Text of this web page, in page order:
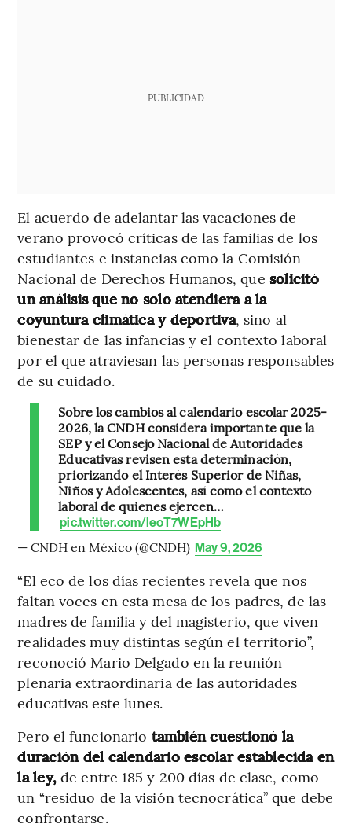
PUBLICIDAD
El acuerdo de adelantar las vacaciones de
verano provocó críticas de las familias de los
estudiantes e instancias como la Comisión
Nacional de Derechos Humanos, que solicitó
un análisis que no solo atendiera a la
coyuntura climática y deportiva, sino al
bienestar de las infancias y el contexto laboral
por el que atraviesan las personas responsables
de su cuidado.
Sobre los cambios al calendario escolar 2025-
2026, la CNDH considera importante que la
SEP y el Consejo Nacional de Autoridades
Educativas revisen esta determinación,
priorizando el Interés Superior de Niñas,
Niños y Adolescentes, así como el contexto
laboral de quienes ejercen…
pic.twitter.com/leoT7WEpHb
— CNDH en México (@CNDH) May 9, 2026
“El eco de los días recientes revela que nos
faltan voces en esta mesa de los padres, de las
madres de familia y del magisterio, que viven
realidades muy distintas según el territorio”,
reconoció Mario Delgado en la reunión
plenaria extraordinaria de las autoridades
educativas este lunes.
Pero el funcionario también cuestionó la
duración del calendario escolar establecida en
la ley, de entre 185 y 200 días de clase, como
un “residuo de la visión tecnocrática” que debe
confrontarse.